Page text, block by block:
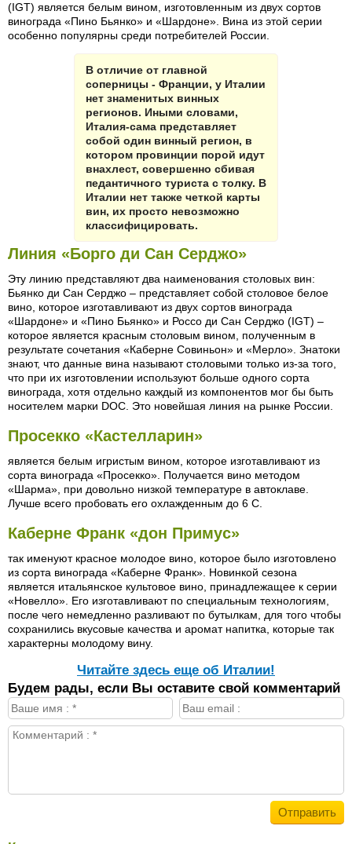
(IGT) является белым вином, изготовленным из двух сортов
винограда «Пино Бьянко» и «Шардоне». Вина из этой серии
особенно популярны среди потребителей России.
В отличие от главной
соперницы - Франции, у Италии
нет знаменитых винных
регионов. Иными словами,
Италия-сама представляет
собой один винный регион, в
котором провинции порой идут
внахлест, совершенно сбивая
педантичного туриста с толку. В
Италии нет также четкой карты
вин, их просто невозможно
классифицировать.
Линия «Борго ди Сан Серджо»
Эту линию представляют два наименования столовых вин:
Бьянко ди Сан Серджо – представляет собой столовое белое
вино, которое изготавливают из двух сортов винограда
«Шардоне» и «Пино Бьянко» и Россо ди Сан Серджо (IGT) –
которое является красным столовым вином, полученным в
результате сочетания «Каберне Совиньон» и «Мерло». Знатоки
знают, что данные вина называют столовыми только из-за того,
что при их изготовлении используют больше одного сорта
винограда, хотя отдельно каждый из компонентов мог бы быть
носителем марки DOC. Это новейшая линия на рынке России.
Просекко «Кастелларин»
является белым игристым вином, которое изготавливают из
сорта винограда «Просекко». Получается вино методом
«Шарма», при довольно низкой температуре в автоклаве.
Лучше всего пробовать его охлажденным до 6 С.
Каберне Франк «дон Примус»
так именуют красное молодое вино, которое было изготовлено
из сорта винограда «Каберне Франк». Новинкой сезона
является итальянское культовое вино, принадлежащее к серии
«Новелло». Его изготавливают по специальным технологиям,
после чего немедленно разливают по бутылкам, для того чтобы
сохранились вкусовые качества и аромат напитка, которые так
характерны молодому вину.
Читайте здесь еще об Италии!
Будем рады, если Вы оставите свой комментарий